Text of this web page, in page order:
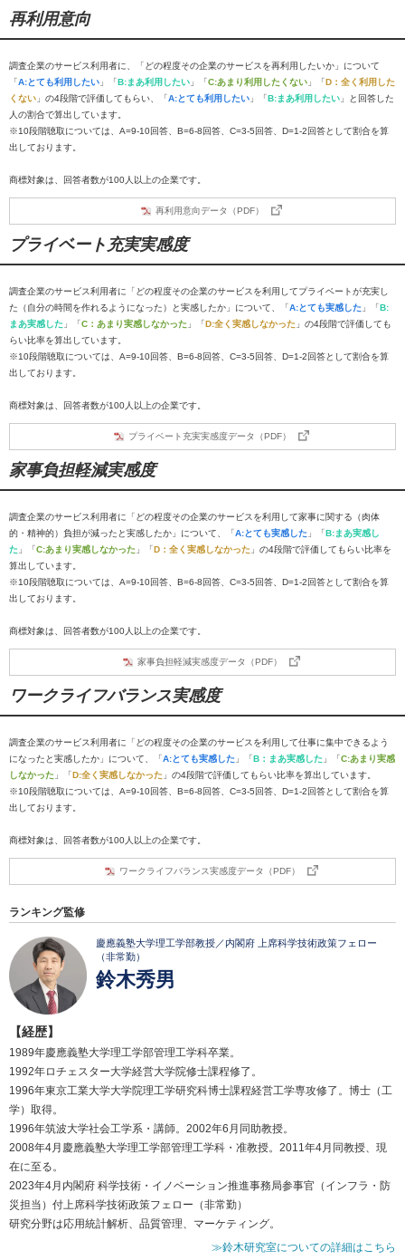
再利用意向
調査企業のサービス利用者に、「どの程度その企業のサービスを再利用したいか」について
「A:とても利用したい 」「B:まあ利用したい 」「C:あまり利用したくない 」「D：全く利用した
くない 」の4段階で評価してもらい、「A:とても利用したい 」「B:まあ利用したい 」と回答した
人の割合で算出しています。
※10段階聴取については、A=9-10回答、B=6-8回答、C=3-5回答、D=1-2回答として割合を算
出しております。
商標対象は、回答者数が100人以上の企業です。
再利用意向データ（PDF）
プライベート充実実感度
調査企業のサービス利用者に「どの程度その企業のサービスを利用してプライベートが充実し
た（自分の時間を作れるようになった）と実感したか」について、「A:とても実感した 」「B:
まあ実感した 」「C：あまり実感しなかった 」「D:全く実感しなかった 」の4段階で評価しても
らい比率を算出しています。
※10段階聴取については、A=9-10回答、B=6-8回答、C=3-5回答、D=1-2回答として割合を算
出しております。
商標対象は、回答者数が100人以上の企業です。
プライベート充実実感度データ（PDF）
家事負担軽減実感度
調査企業のサービス利用者に「どの程度その企業のサービスを利用して家事に関する（肉体
的・精神的）負担が減ったと実感したか」について、「A:とても実感した 」「B:まあ実感し
た 」「C:あまり実感しなかった 」「D：全く実感しなかった 」の4段階で評価してもらい比率を
算出しています。
※10段階聴取については、A=9-10回答、B=6-8回答、C=3-5回答、D=1-2回答として割合を算
出しております。
商標対象は、回答者数が100人以上の企業です。
家事負担軽減実感度データ（PDF）
ワークライフバランス実感度
調査企業のサービス利用者に「どの程度その企業のサービスを利用して仕事に集中できるよう
になったと実感したか」について、「A:とても実感した 」「B：まあ実感した 」「C:あまり実感
しなかった 」「D:全く実感しなかった 」の4段階で評価してもらい比率を算出しています。
※10段階聴取については、A=9-10回答、B=6-8回答、C=3-5回答、D=1-2回答として割合を算
出しております。
商標対象は、回答者数が100人以上の企業です。
ワークライフバランス実感度データ（PDF）
ランキング監修
慶應義塾大学理工学部教授／内閣府 上席科学技術政策フェロー
（非常勤）
鈴木秀男
【経歴】
1989年慶應義塾大学理工学部管理工学科卒業。
1992年ロチェスター大学経営大学院修士課程修了。
1996年東京工業大学大学院理工学研究科博士課程経営工学専攻修了。博士（工
学）取得。
1996年筑波大学社会工学系・講師。2002年6月同助教授。
2008年4月慶應義塾大学理工学部管理工学科・准教授。2011年4月同教授、現
在に至る。
2023年4月内閣府 科学技術・イノベーション推進事務局参事官（インフラ・防
災担当）付上席科学技術政策フェロー（非常勤）
研究分野は応用統計解析、品質管理、マーケティング。
≫鈴木研究室についての詳細はこちら